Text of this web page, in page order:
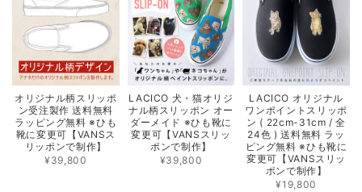
オリジナル柄スリッポ
ン受注製作 送料無料
ラッピング無料 ※ひも
靴に変更可【VANSス
リッポンで制作】
¥39,800
LACICO 犬・猫オリジ
ナル柄スリッポン オー
ダーメイド ※ひも靴に
変更可【VANSスリッ
ポンで制作】
¥39,800
LACICO オリジナル
ワンポイントスリッポ
ン ( 22cm-31cm / 全
24色 ) 送料無料 ラッ
ピング無料 ※ひも靴に
変更可【VANSスリッ
ポンで制作】
¥19,800